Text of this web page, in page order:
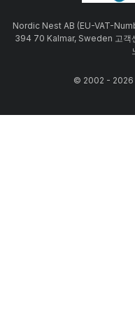
Nordic Nest AB (EU-VAT-
394 70 Kalmar, Sweden 고객
© 2002 - 2026